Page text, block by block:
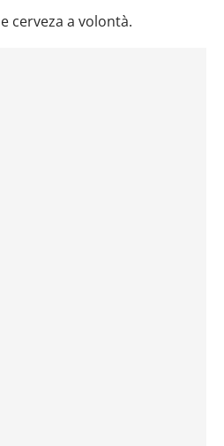
cerveza a volontà.